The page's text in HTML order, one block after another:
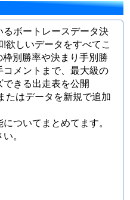
ボートレースデータ決
欲しいデータをすべてこ
別勝率や決まり手別勝
メントまで、最大級の
きる出走表を公開
たはデータを新規で追加
ついてまとめてます。
。